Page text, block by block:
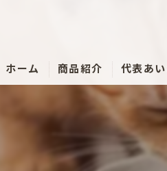
ホーム 商品紹介 代表あ